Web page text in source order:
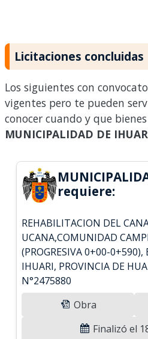
Licitaciones concluidas
Los siguientes con
vigentes pero te pueden
conocer cuando y que
MUNICIPALIDAD DE
requiere:
REHABILITACION DEL
UCANA,COMUNIDAD
(PROGRESIVA 0+00-
IHUARI, PROVINCIA DE
N°2475880
Obra
Finalizó el